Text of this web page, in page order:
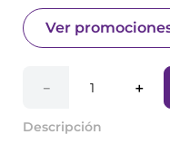
Ver
＋
－
Descripción